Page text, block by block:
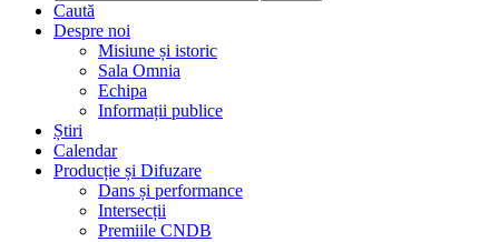
Caută
Despre noi
Misiune și istoric
Sala Omnia
Echipa
Informații publice
Știri
Calendar
Producție și Difuzare
Dans și performance
Intersecții
Premiile CNDB